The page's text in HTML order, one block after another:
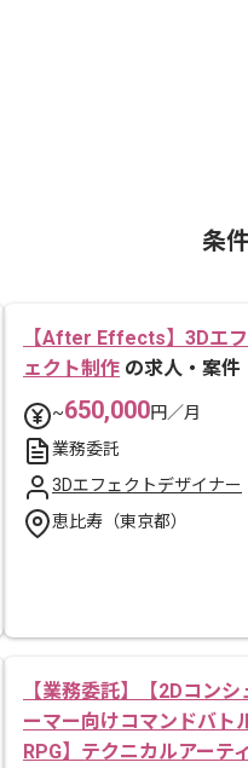
条
【After Effects】3Dエフ
ェクト制作 の求人・案件
~650,000円／月
業務委託
3Dエフェクトデザイナー
恵比寿（東京都）
【業務委託】【2Dコンシ
ーマー向けコマンドバト
RPG】テクニカルアーテ